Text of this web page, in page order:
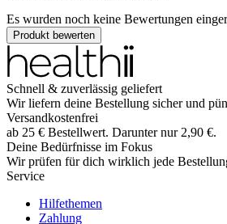
Es wurden noch keine Bewertungen
Produkt bewerten
Schnell & zuverlässig geliefert
Wir liefern deine Bestellung sicher und
Versandkostenfrei
ab 25 € Bestellwert. Darunter nur 2,90 €.
Deine Bedürfnisse im Fokus
Wir prüfen für dich wirklich jede
Service
Hilfethemen
Zahlung